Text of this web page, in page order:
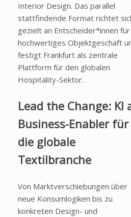
Interior Design. Das parallel
stattfindende Format richtet
gezielt an Entscheider*innen für
hochwertiges Objektgeschäft
festigt Frankfurt als zentrale
Plattform für den globalen
Hospitality-Sektor.
Lead the Change: KI
Business-Enabler für
die globale
Textilbranche
Von Marktverschiebungen über
neue Konsumlogiken bis zu
konkreten Design- und